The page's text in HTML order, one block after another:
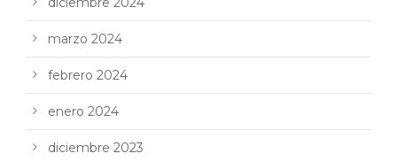
marzo 2024
febrero 2024
enero 2024
diciembre 2023